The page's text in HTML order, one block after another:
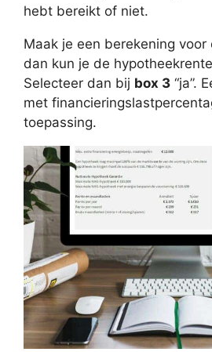
hebt bereikt of niet.
Maak je een berekening voor
dan kun je de
Selecteer dan bij box 3 “ja”.
met
toepassing.